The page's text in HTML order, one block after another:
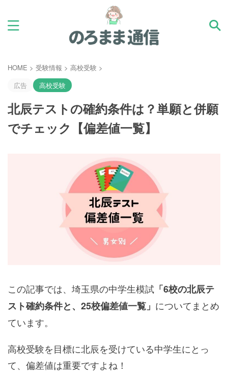
HOME > 受験情報 > 高校受験 >
広告
高校受験
北辰テストの確約条件は？単願と併願
でチェック【偏差値一覧】
この記事では、埼玉県の中学生模試 「6校の北辰テ
スト確約条件と、25校偏差値一覧」 についてまとめ
ています。
高校受験を目標に北辰を受けている中学生にとっ
て、偏差値は重要ですよね！